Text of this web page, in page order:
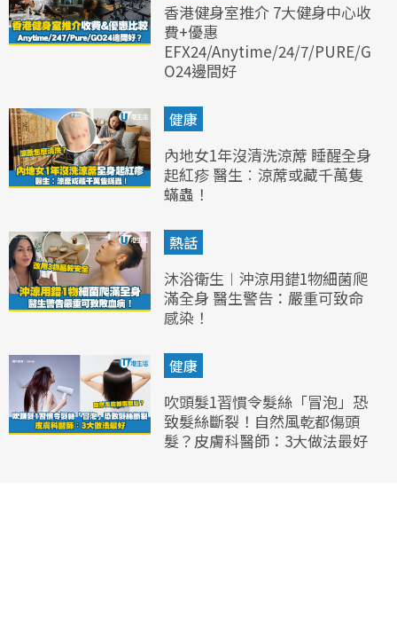
香港健身室推介 7大健身中心收
費+優惠
EFX24/Anytime/24/7/PURE/G
O24邊間好
健康
內地女1年沒清洗涼蓆 睡醒全身
起紅疹 醫生︰涼蓆或藏千萬隻
蟎蟲！
熱話
沐浴衛生︱沖涼用錯1物細菌爬
滿全身 醫生警告：嚴重可致命
感染！
健康
吹頭髮1習慣令髮絲「冒泡」恐
致髮絲斷裂！自然風乾都傷頭
髮？皮膚科醫師：3大做法最好